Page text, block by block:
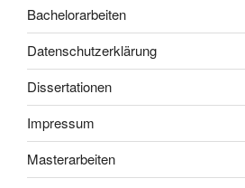
Bachelorarbeiten
Datenschutzerklärung
Dissertationen
Impressum
Masterarbeiten